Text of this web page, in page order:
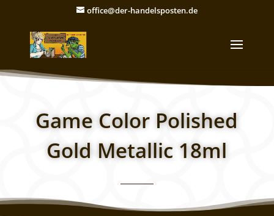
office@der-handelsposten.de
Game Color Polished
Gold Metallic 18ml